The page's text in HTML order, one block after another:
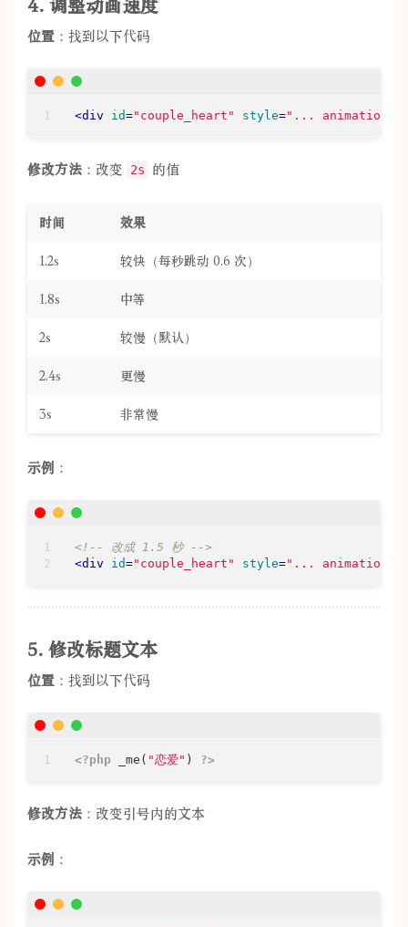
4. 调整动画速度
位置 ：找到以下代码
<div id="couple_heart" style="... animation:
修改方法 ：改变 2s 的值
时间 效果
1.2s 较快（每秒跳动 0.6 次）
1.8s 中等
2s 较慢（默认）
2.4s 更慢
3s 非常慢
示例 ：
<!-- 改成 1.5 秒 -->
<div id="couple_heart" style="... animation:
5. 修改标题文本
位置 ：找到以下代码
<?php _me( "恋爱" ) ?>
修改方法 ：改变引号内的文本
示例 ：